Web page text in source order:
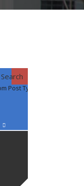
Search
Post Type